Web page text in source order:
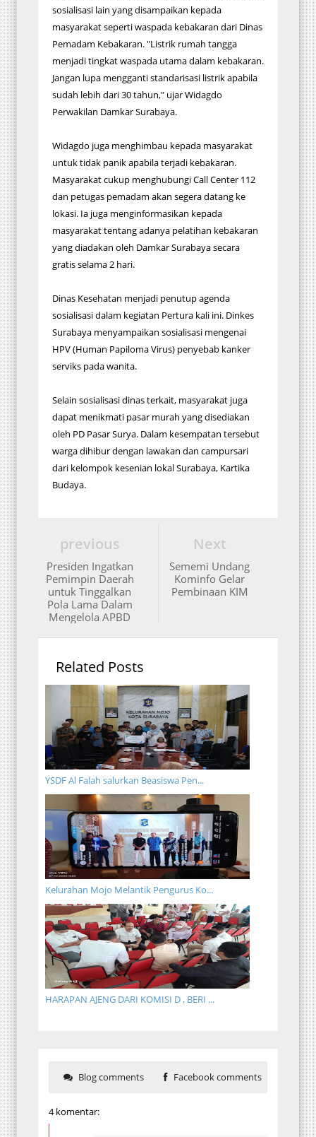
sosialisasi lain yang disampaikan kepada
masyarakat seperti waspada kebakaran dari Dinas
Pemadam Kebakaran. "Listrik rumah tangga
menjadi tingkat waspada utama dalam kebakaran.
Jangan lupa mengganti standarisasi listrik apabila
sudah lebih dari 30 tahun," ujar Widagdo
Perwakilan Damkar Surabaya.
Widagdo juga menghimbau kepada masyarakat
untuk tidak panik apabila terjadi kebakaran.
Masyarakat cukup menghubungi Call Center 112
dan petugas pemadam akan segera datang ke
lokasi. Ia juga menginformasikan kepada
masyarakat tentang adanya pelatihan kebakaran
yang diadakan oleh Damkar Surabaya secara
gratis selama 2 hari.
Dinas Kesehatan menjadi penutup agenda
sosialisasi dalam kegiatan Pertura kali ini. Dinkes
Surabaya menyampaikan sosialisasi mengenai
HPV (Human Papiloma Virus) penyebab kanker
serviks pada wanita.
Selain sosialisasi dinas terkait, masyarakat juga
dapat menikmati pasar murah yang disediakan
oleh PD Pasar Surya. Dalam kesempatan tersebut
warga dihibur dengan lawakan dan campursari
dari kelompok kesenian lokal Surabaya, Kartika
Budaya.
Next
Sememi Undang
Kominfo Gelar
Pembinaan KIM
previous
Presiden Ingatkan
Pemimpin Daerah
untuk Tinggalkan
Pola Lama Dalam
Mengelola APBD
Related Posts
YSDF Al Falah salurkan Beasiswa Pen...
Kelurahan Mojo Melantik Pengurus Ko...
HARAPAN AJENG DARI KOMISI D , BERI ...
Blog comments Facebook comments
4 komentar: